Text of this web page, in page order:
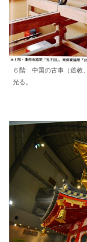
６階 中国の古事（道教
光る。